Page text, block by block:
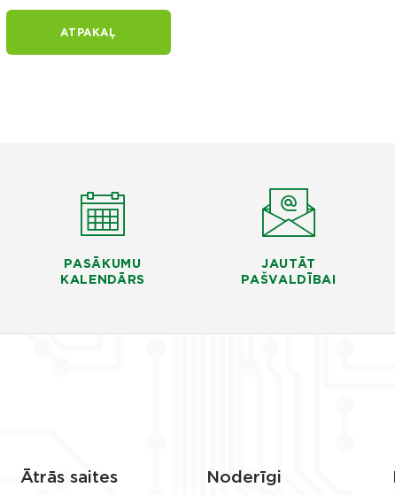
ATPAKAĻ
PASĀKUMU
KALENDĀRS
JAUTĀT
PAŠVALDĪBAI
Ātrās saites Noderīgi